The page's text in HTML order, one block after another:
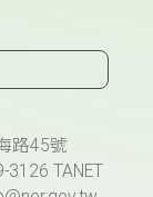
路45號
3126 TANET